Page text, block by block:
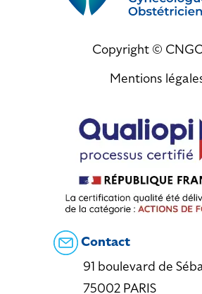
Copyright ©
Mentions
Contact
91 boulevard de
75002 PARIS